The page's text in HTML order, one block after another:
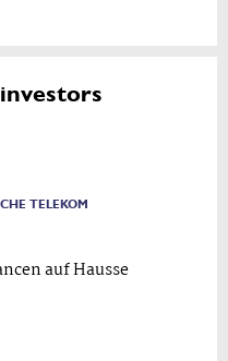
TELEKOM
auf Hausse